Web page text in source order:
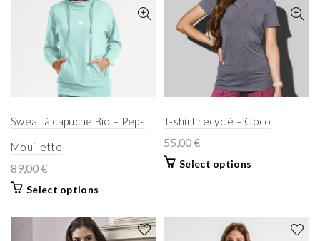
Sweat à capuche Bio – Peps
Mouillette
89,00€
Select options
T-shirt recyclé – Coco
55,00€
Select options